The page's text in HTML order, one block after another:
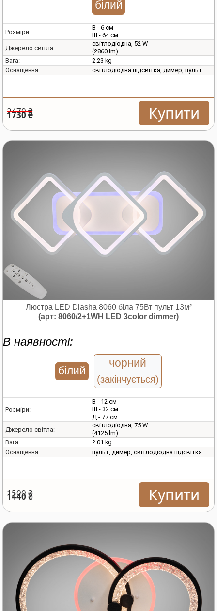
білий
Розміри:
В - 6 см
Ш - 64 см
Джерело світла:
світлодіодна, 52 W
(2860 lm)
Вага:
2.23 kg
Оснащення:
світлодіодна підсвітка, димер, пульт
2470 ₴
1730 ₴ Купити
Люстра LED Diasha 8060 біла 75Вт пульт 13м²
(арт: 8060/2+1WH LED 3color dimmer)
В наявності:
білий
чорний
(закінчується)
Розміри:
В - 12 см
Ш - 32 см
Д - 77 см
Джерело світла:
світлодіодна, 75 W
(4125 lm)
Вага:
2.01 kg
Оснащення:
пульт, димер, світлодіодна підсвітка
1500 ₴
1440 ₴ Купити